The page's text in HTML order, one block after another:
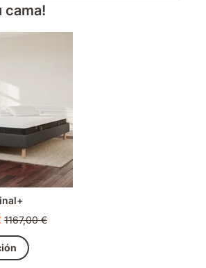
cama!
Precio
original
1167,00 €
1167,00 €